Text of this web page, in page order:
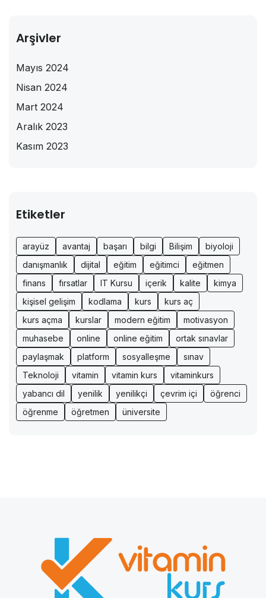
Arşivler
Mayıs 2024
Nisan 2024
Mart 2024
Aralık 2023
Kasım 2023
Etiketler
arayüz avantaj başarı bilgi Bilişim
biyoloji
danışmanlık
dijital eğitim eğitimci
eğitmen
finans
fırsatlar IT Kursu içerik kalite
kimya
kişisel gelişim
kodlama kurs
kurs aç
kurs açma
kurslar modern eğitim
motivasyon
muhasebe
online online eğitim
ortak sınavlar
paylaşmak
platform sosyalleşme
sınav
Teknoloji
vitamin vitamin kurs
vitaminkurs
yabancı dil
yenilik yenilikçi çevrim içi
öğrenci
öğrenme
öğretmen üniversite